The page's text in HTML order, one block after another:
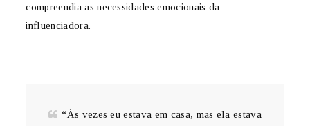
compreendia as necessidades emocionais da
influenciadora.
“Às vezes eu estava em casa, mas ela estava